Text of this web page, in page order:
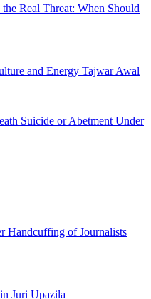
Real Threat: When Should
and Energy Tajwar Awal
Suicide or Abetment Under
Handcuffing of Journalists
Juri Upazila